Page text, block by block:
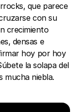
que parece
con su
crecimiento
densas e
hoy por hoy
la solapa del
mucha niebla.